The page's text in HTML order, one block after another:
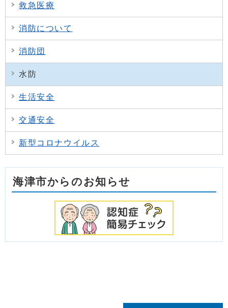
救急医療
消防について
消防団
水防
生活安全
交通安全
新型コロナウイルス
海津市からのお知らせ